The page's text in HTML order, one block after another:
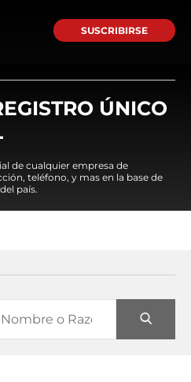
SUSCRIBIRSE
ÚNICO
de cualquier empresa de
teléfono, y mas en la base de
país.